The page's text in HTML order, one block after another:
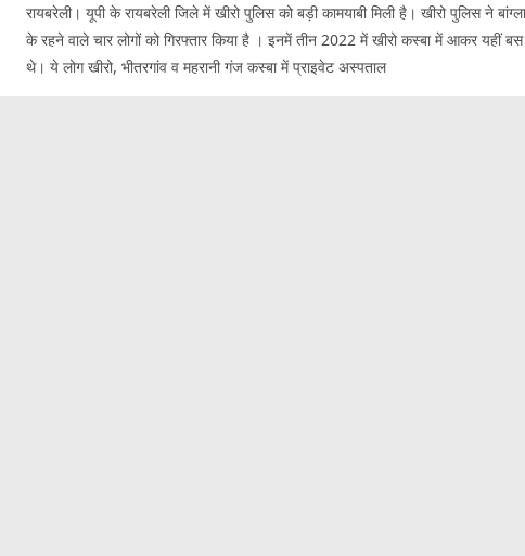
रायबरेली। यूपी के रायबरेली जिले में खीरो पुलिस को बड़ी कामयाबी मिली है। खीरो पुलिस ने
के रहने वाले चार लोगों को गिरफ्तार किया है । इनमें तीन 2022 में खीरो कस्बा में आकर यहीं
थे। ये लोग खीरो, भीतरगांव व महरानी गंज कस्बा में प्राइवेट अस्पताल